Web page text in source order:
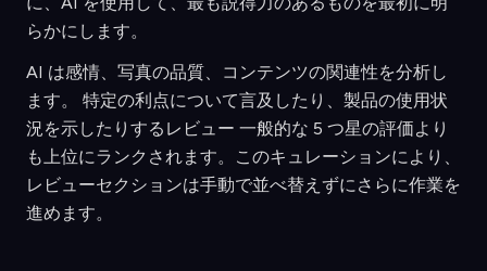
らかにします。
AI は感情、写真の品質、コンテンツの関連性を分析し
ます。 特定の利点について言及したり、製品の使用状
況を示したりするレビュー 一般的な 5 つ星の評価より
も上位にランクされます。このキュレーションにより、
レビューセクションは手動で並べ替えずにさらに作業を
進めます。